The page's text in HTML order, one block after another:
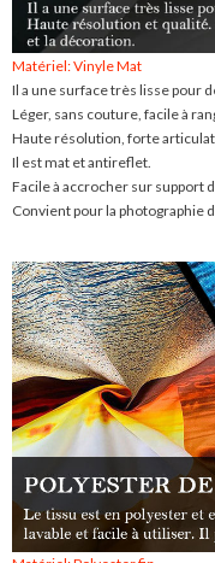
Matériel: Vinyle Mat
Il a une surface très lisse pour
Léger, sans couture, facile à
Haute résolution, forte
Il est mat et antireflet.
Facile à accrocher sur support
Convient pour la photographie